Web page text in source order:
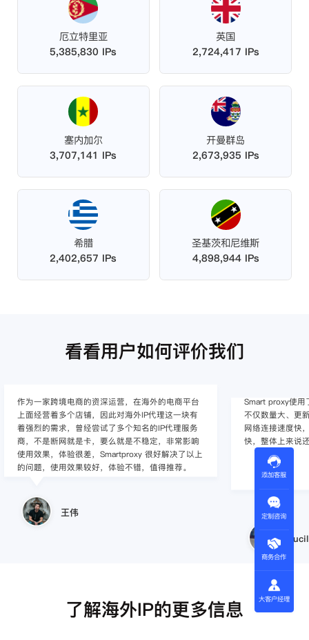
厄立特里亚
5,385,830 IPs
英国
2,724,417 IPs
塞内加尔
3,707,141 IPs
开曼群岛
2,673,935 IPs
希腊
2,402,657 IPs
圣基茨和尼维斯
4,898,944 IPs
看看用户如何评价我们
作为一家跨境电商的资深运营，在海外的电商平台
上面经营着多个店铺，因此对海外IP代理这一块有
着强烈的需求，曾经尝试了多个知名的IP代理服务
商，不是断网就是卡，要么就是不稳定，非常影响
使用效果，体验很差，Smartproxy 很好解决了以上
的问题，使用效果较好，体验不错，值得推荐。
王伟
Smart proxy使用
不仅数量大、更
网络连接速度快
快，整体上来说
了解海外IP的更多信息
添加客服
定制咨询
商务合作
大客户经理